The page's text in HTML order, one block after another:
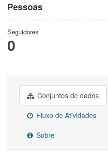
Pessoas
Seguidores
0
Conjuntos de dados
Fluxo de Atividades
Sobre